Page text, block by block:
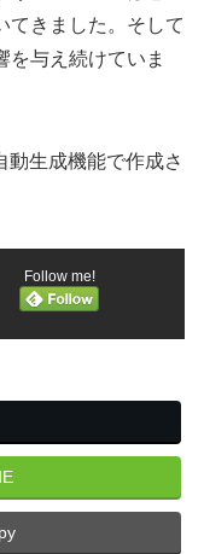
てきました。そして
を与え続けていま
動生成機能で作成さ
Follow me!